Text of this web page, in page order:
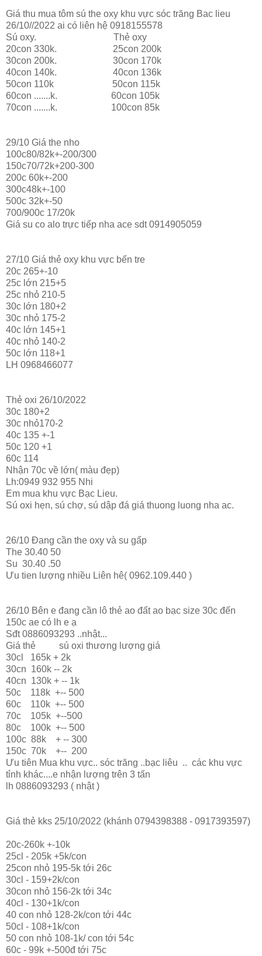
Giá thu mua tôm sú the oxy khu vực sóc trăng Bac lieu
26/10//2022 ai có liên hệ 0918155578
Sú oxy. Thẻ oxy
20con 330k. 25con 200k
30con 200k. 30con 170k
40con 140k. 40con 136k
50con 110k 50con 115k
60con .......k. 60con 105k
70con .......k. 100con 85k
29/10 Giá the nho
100c80/82k+-200/300
150c70/72k+200-300
200c 60k+-200
300c48k+-100
500c 32k+-50
700/900c 17/20k
Giá su co alo trực tiếp nha ace sdt 0914905059
27/10 Giá thẻ oxy khu vực bến tre
20c 265+-10
25c lớn 215+5
25c nhỏ 210-5
30c lớn 180+2
30c nhỏ 175-2
40c lớn 145+1
40c nhỏ 140-2
50c lớn 118+1
LH 0968466077
Thẻ oxi 26/10/2022
30c 180+2
30c nhỏ170-2
40c 135 +-1
50c 120 +1
60c 114
Nhận 70c về lớn( màu đẹp)
Lh:0949 932 955 Nhi
Em mua khu vực Bạc Lieu.
Sú oxi hẹn, sú chợ, sú dập đá giá thuong luong nha ac.
26/10 Đang cần the oxy và su gấp
The 30.40 50
Su 30.40 .50
Ưu tien lượng nhiều Liên hê( 0962.109.440 )
26/10 Bên e đang cần lô thẻ ao đất ao bạc size 30c đến
150c ae có lh e ạ
Sđt 0886093293 ..nhật...
Giá thẻ sú oxi thương lượng giá
30cl 165k + 2k
30cn 160k -- 2k
40cn 130k + -- 1k
50c 118k +-- 500
60c 110k +-- 500
70c 105k +--500
80c 100k +-- 500
100c 88k + -- 300
150c 70k +-- 200
Ưu tiên Mua khu vực.. sóc trăng ..bạc liêu .. các khu vực
tỉnh khác....e nhận lượng trên 3 tấn
lh 0886093293 ( nhật )
Giá thẻ kks 25/10/2022 (khánh 0794398388 - 0917393597)
20c-260k +-10k
25cl - 205k +5k/con
25con nhỏ 195-5k tới 26c
30cl - 159+2k/con
30con nhỏ 156-2k tới 34c
40cl - 130+1k/con
40 con nhỏ 128-2k/con tới 44c
50cl - 108+1k/con
50 con nhỏ 108-1k/ con tới 54c
60c - 99k +-500đ tới 75c